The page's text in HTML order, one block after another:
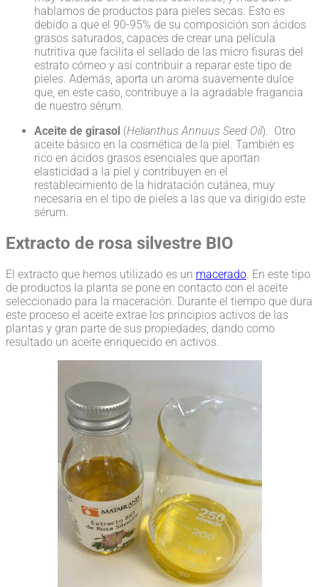
hablamos de productos para pieles secas. Esto es
debido a que el 90-95% de su composición son ácidos
grasos saturados, capaces de crear una película
nutritiva que facilita el sellado de las micro fisuras del
estrato córneo y así contribuir a reparar este tipo de
pieles. Además, aporta un aroma suavemente dulce
que, en este caso, contribuye a la agradable fragancia
de nuestro sérum.
Aceite de girasol (Helianthus Annuus Seed Oil). Otro
aceite básico en la cosmética de la piel. También es
rico en ácidos grasos esenciales que aportan
elasticidad a la piel y contribuyen en el
restablecimiento de la hidratación cutánea, muy
necesaria en el tipo de pieles a las que va dirigido este
sérum.
Extracto de rosa silvestre BIO
El extracto que hemos utilizado es un macerado. En este tipo
de productos la planta se pone en contacto con el aceite
seleccionado para la maceración. Durante el tiempo que dura
este proceso el aceite extrae los principios activos de las
plantas y gran parte de sus propiedades, dando como
resultado un aceite enriquecido en activos.